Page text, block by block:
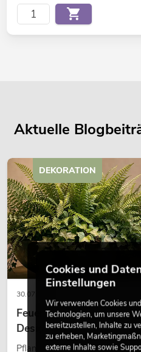
Aktuelle
30.07.2026
Feuerhemmende
Design perfekt
Pflanzen machen Räume
DEKORATION
Cookies und
Einstellungen
Wir verwenden Cookies
Technologien, um unsere
bereitzustellen, Inhalte zu
zu erheben,
externe Inhalte sowie